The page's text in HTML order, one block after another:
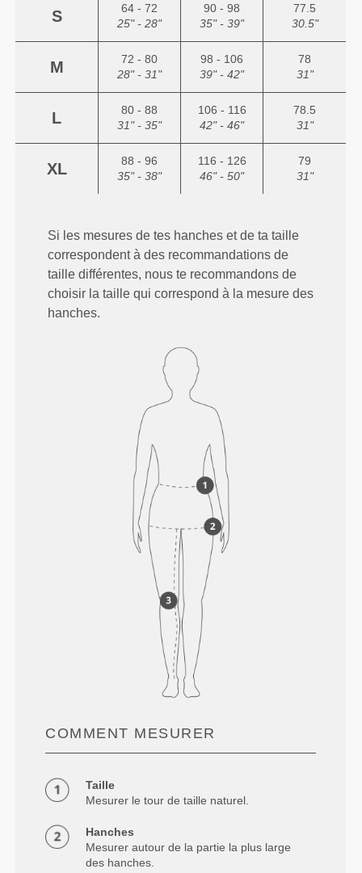
S
64 - 72
25" - 28"
90 - 98
35" - 39"
77.5
30.5"
M
72 - 80
28" - 31"
98 - 106
39" - 42"
78
31"
L
80 - 88
31" - 35"
106 - 116
42" - 46"
78.5
31"
XL
88 - 96
35" - 38"
116 - 126
46" - 50"
79
31"
Si les mesures de tes hanches et de ta taille
correspondent à des recommandations de
taille différentes, nous te recommandons de
choisir la taille qui correspond à la mesure des
hanches.
COMMENT MESURER
Taille
Mesurer le tour de taille naturel.
Hanches
Mesurer autour de la partie la plus large
des hanches.